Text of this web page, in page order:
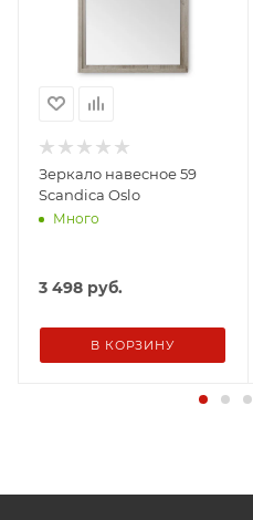
Зеркало навесное 59
Scandica Oslo
Много
3 498 руб.
В КОРЗИНУ